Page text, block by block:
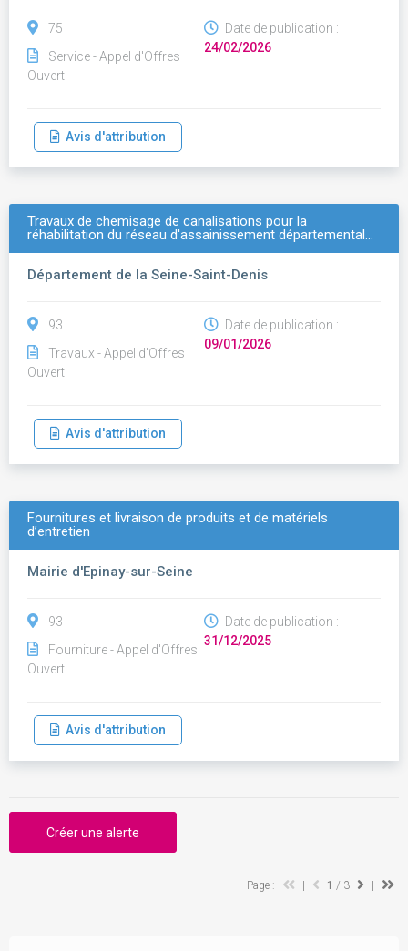
75
Service - Appel d'Offres
Ouvert
Date de publication :
24/02/2026
Avis d'attribution
Travaux de chemisage de canalisations pour la
réhabilitation du réseau d'assainissement départemental…
Département de la Seine-Saint-Denis
93
Travaux - Appel d'Offres
Ouvert
Date de publication :
09/01/2026
Avis d'attribution
Fournitures et livraison de produits et de matériels
d’entretien
Mairie d'Epinay-sur-Seine
93
Fourniture - Appel d'Offres
Ouvert
Date de publication :
31/12/2025
Avis d'attribution
Créer une alerte
Page : 1 / 3